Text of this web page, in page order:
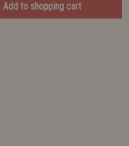
Add to shopping cart